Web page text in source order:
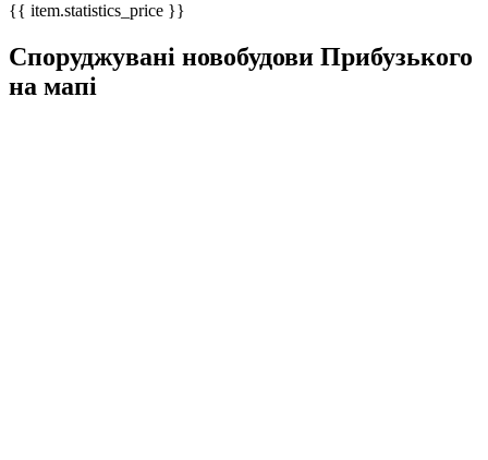
{{ item.statistics_price }}
Споруджувані новобудови Прибузького
на мапі